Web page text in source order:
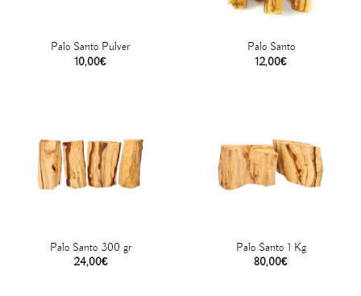
Palo Santo Pulver
10,00€
Palo Santo
12,00€
Palo Santo 300 gr
24,00€
Palo Santo 1 Kg
80,00€